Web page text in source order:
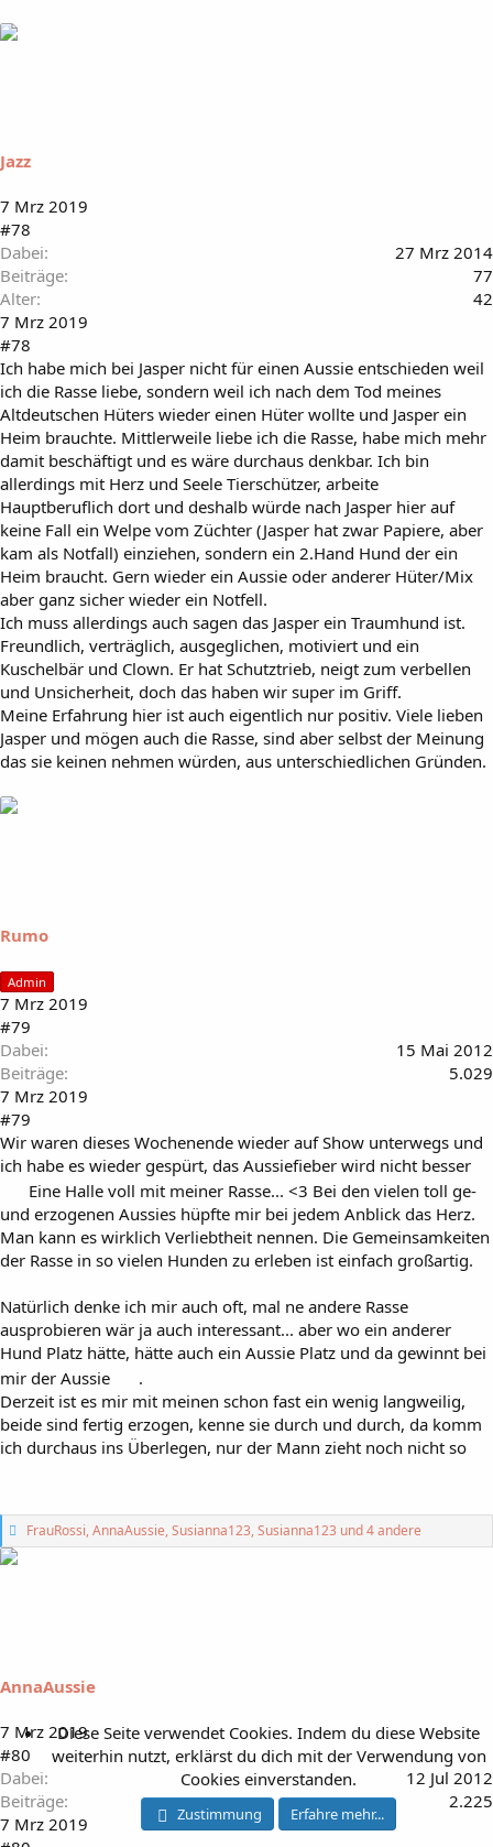
Jazz
7 Mrz 2019
#78
Dabei
27 Mrz 2014
Beiträge
77
Alter
42
7 Mrz 2019
#78
Ich habe mich bei Jasper nicht für einen Aussie entschieden weil
ich die Rasse liebe, sondern weil ich nach dem Tod meines
Altdeutschen Hüters wieder einen Hüter wollte und Jasper ein
Heim brauchte. Mittlerweile liebe ich die Rasse, habe mich mehr
damit beschäftigt und es wäre durchaus denkbar. Ich bin
allerdings mit Herz und Seele Tierschützer, arbeite
Hauptberuflich dort und deshalb würde nach Jasper hier auf
keine Fall ein Welpe vom Züchter (Jasper hat zwar Papiere, aber
kam als Notfall) einziehen, sondern ein 2.Hand Hund der ein
Heim braucht. Gern wieder ein Aussie oder anderer Hüter/Mix
aber ganz sicher wieder ein Notfell.
Ich muss allerdings auch sagen das Jasper ein Traumhund ist.
Freundlich, verträglich, ausgeglichen, motiviert und ein
Kuschelbär und Clown. Er hat Schutztrieb, neigt zum verbellen
und Unsicherheit, doch das haben wir super im Griff.
Meine Erfahrung hier ist auch eigentlich nur positiv. Viele lieben
Jasper und mögen auch die Rasse, sind aber selbst der Meinung
das sie keinen nehmen würden, aus unterschiedlichen Gründen.
Rumo
Admin
7 Mrz 2019
#79
Dabei
15 Mai 2012
Beiträge
5.029
7 Mrz 2019
#79
Wir waren dieses Wochenende wieder auf Show unterwegs und
ich habe es wieder gespürt, das Aussiefieber wird nicht besser
Eine Halle voll mit meiner Rasse... <3 Bei den vielen toll ge-
und erzogenen Aussies hüpfte mir bei jedem Anblick das Herz.
Man kann es wirklich Verliebtheit nennen. Die Gemeinsamkeiten
der Rasse in so vielen Hunden zu erleben ist einfach großartig.
Natürlich denke ich mir auch oft, mal ne andere Rasse
ausprobieren wär ja auch interessant... aber wo ein anderer
Hund Platz hätte, hätte auch ein Aussie Platz und da gewinnt bei
mir der Aussie
.
Derzeit ist es mir mit meinen schon fast ein wenig langweilig,
beide sind fertig erzogen, kenne sie durch und durch, da komm
ich durchaus ins Überlegen, nur der Mann zieht noch nicht so
G
e
r
FrauRossi,AnnaAussie,Susianna123,Susianna123 und 4 andere
AnnaAussie
7 Mrz 2019
#80
Dabei
12 Jul 2012
Beiträge
2.225
7 Mrz 2019
Diese Seite verwendet Cookies. Indem du diese Website
weiterhin nutzt, erklärst du dich mit der Verwendung von
Cookies einverstanden.
Zustimmung Erfahre mehr...